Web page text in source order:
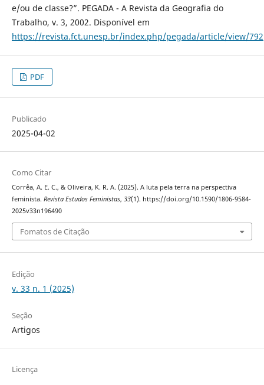
e/ou de classe?”. PEGADA - A Revista da Geografia do
Trabalho, v. 3, 2002. Disponível em
https://revista.fct.unesp.br/index.php/pegada/article/view/792
PDF
Publicado
2025-04-02
Como Citar
Corrêa, A. E. C., & Oliveira, K. R. A. (2025). A luta pela terra na perspectiva
feminista. Revista Estudos Feministas, 33(1). https://doi.org/10.1590/1806-9584-
2025v33n196490
Fomatos de Citação
Edição
v. 33 n. 1 (2025)
Seção
Artigos
Licença